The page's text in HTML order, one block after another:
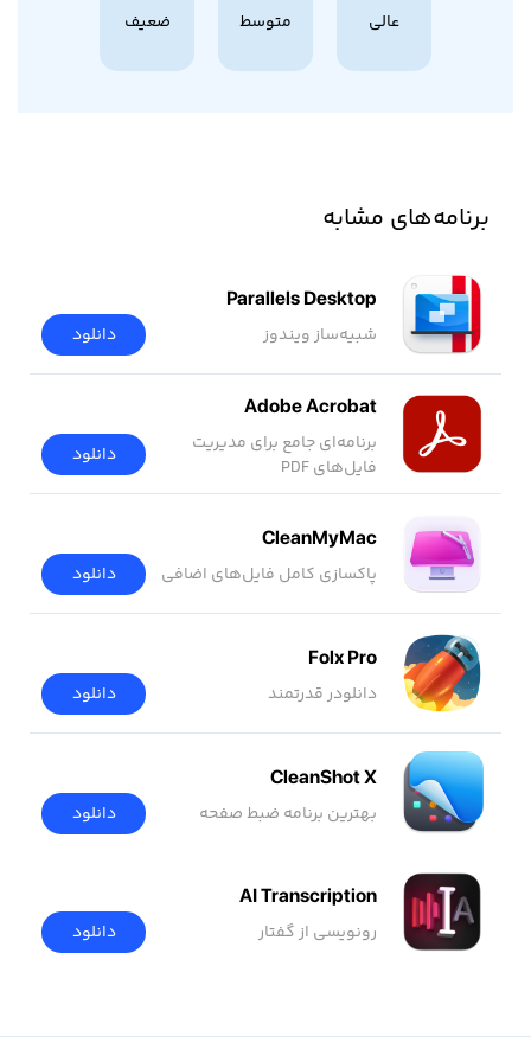
عالی متوسط ضعیف
برنامه‌های مشابه
Parallels Desktop
شبیه‌ساز ویندوز دانلود
Adobe Acrobat
برنامه‌ای جامع برای مدیریت
فایل‌های PDF
دانلود
CleanMyMac
پاکسازی کامل فایل‌های اضافی دانلود
Folx Pro
دانلودر قدرتمند دانلود
CleanShot X
بهترین برنامه ضبط صفحه دانلود
AI Transcription
رونویسی از گفتار دانلود